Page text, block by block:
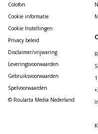
Colofon
Cookie informatie
Cookie Instellingen
Privacy beleid
Disclaimer/vrijwaring
Leveringsvoorwaarden
Gebruiksvoorwaarden
Spelvoorwaarden
© Roularta Media Nederland